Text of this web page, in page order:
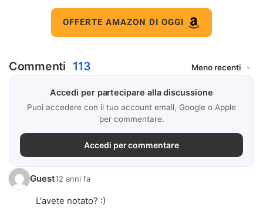
OFFERTE AMAZON DI OGGI
Commenti 113
Accedi per partecipare alla discussione
Puoi accedere con il tuo account email, Google o Apple
per commentare.
Accedi per commentare
Guest12 anni fa
L'avete notato? :)